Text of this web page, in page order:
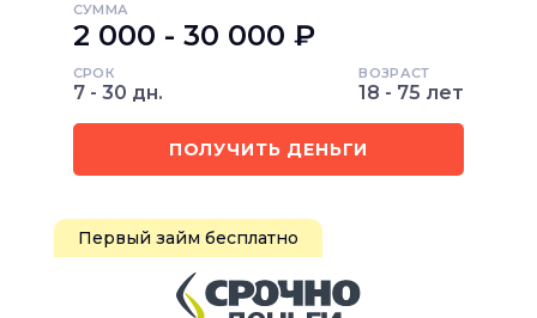
СУММА
2 000 - 30 000 ₽
СРОК
7 - 30 дн.
ВОЗРАСТ
18 - 75 лет
ПОЛУЧИТЬ ДЕНЬГИ
Первый займ бесплатно